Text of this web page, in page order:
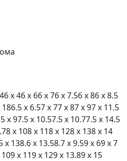
6 x 46 x 66 x 76 x 7.56 x 86 x 8.5
186.5 x 6.57 x 77 x 87 x 97 x 11.5
x 97.5 x 10.57.5 x 10.77.5 x 14.5
8 x 108 x 118 x 128 x 138 x 14
x 138.6 x 13.58.7 x 9.59 x 69 x 7
9 x 119 x 129 x 13.89 x 15